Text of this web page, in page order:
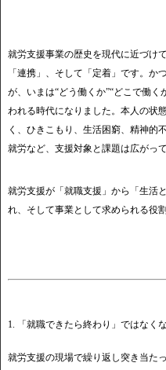
就労支援事業の歴史を現代に近づけ
「連携」、そして「定着」です。か
が、いまは“どう働くか”“どこで働く
われる時代になりました。本人の状
く、ひきこもり、生活困窮、精神的
就労など、支援対象と課題は広がって
就労支援が「就職支援」から「生活
れ、そして事業として求められる役
1. 「就職できたら終わり」ではな
就労支援の現場で繰り返し突き当た